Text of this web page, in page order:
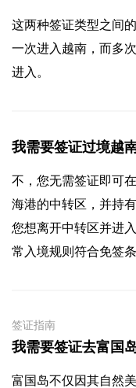
这两种签证类型之间
一次进入越南，而多
进入。
我需要签证过境越
不，您无需签证即可
海港的中转区，并持
您想离开中转区并进
常入境规则符合免签条
签证指南
我需要签证去富国
富国岛不仅因其自然